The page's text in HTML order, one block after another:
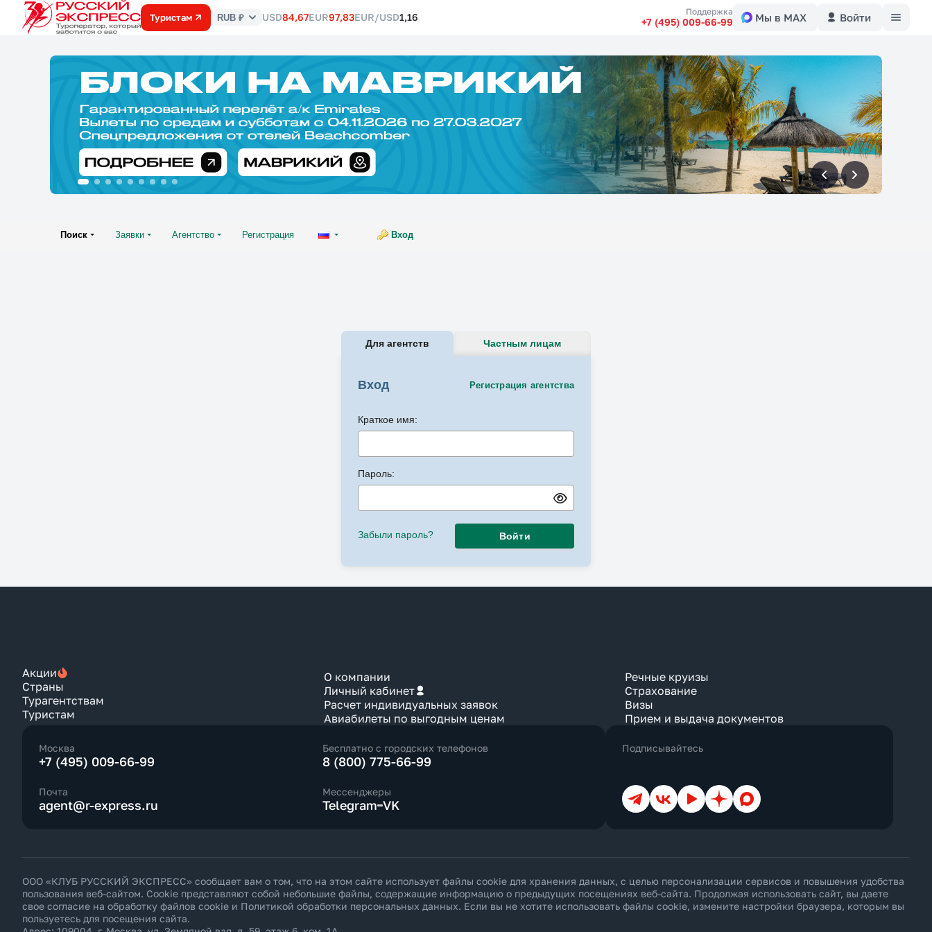
Туристам
Курс
RUB ₽ USD84,67EUR97,83EUR/USD1,16 Поддержка
+7 (495) 009-66-99 Мы в MAX Войти
впередвперед
Поиск Заявки Агентство Регистрация Вход
Для агентств Частным лицам
Вход Регистрация агентства
Краткое имя:
Пароль:
Забыли пароль? Войти
Акции
Страны
Турагентствам
Туристам
О компании
Личный кабинет
Расчет индивидуальных заявок
Авиабилеты по выгодным ценам
Речные круизы
Страхование
Визы
Прием и выдача документов
Москва
+7 (495) 009-66-99
Бесплатно с городских телефонов
8 (800) 775-66-99
Почта
agent@r-express.ru
Мессенджеры
Telegram VK
Подписывайтесь
ТелеграмВКонтакте
YouTubeДзен Max
ООО «КЛУБ РУССКИЙ ЭКСПРЕСС» сообщает вам о том, что на этом сайте использует файлы cookie для хранения данных, с целью персонализации сервисов и повышения удобства
пользования веб-сайтом. Cookie представляют собой небольшие файлы, содержащие информацию о предыдущих посещениях веб-сайта. Продолжая использовать сайт, вы даете
свое согласие на обработку файлов cookie и Политикой обработки персональных данных. Если вы не хотите использовать файлы cookie, измените настройки браузера, которым вы
пользуетесь для посещения сайта.